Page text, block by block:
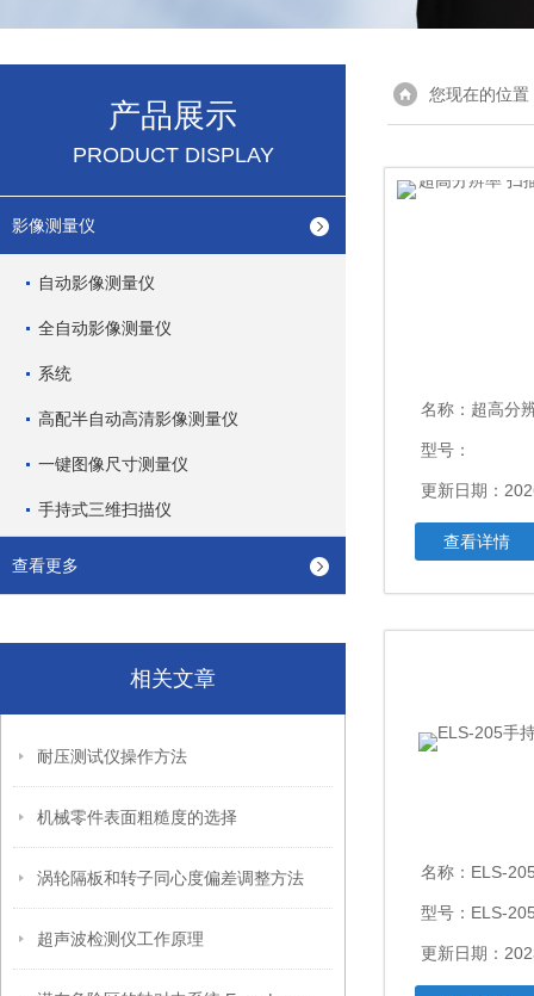
产品展示
PRODUCT DISPLAY
影像测量仪
自动影像测量仪
全自动影像测量仪
系统
高配半自动高清影像测量仪
一键图像尺寸测量仪
手持式三维扫描仪
查看更多
相关文章
耐压测试仪操作方法
机械零件表面粗糙度的选择
涡轮隔板和转子同心度偏差调整方法
超声波检测仪工作原理
您现在的位置
名称： 超高分辨率
型号：
更新日期：
查看详情
名称： ELS-205
型号：ELS-
更新日期：